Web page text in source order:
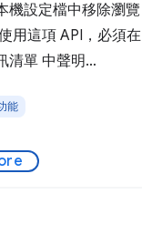
機設定檔中移除瀏覽
用這項 API，必須在
清單 中聲明
，就是根據時間機制
戳記，指出使用者瀏
能